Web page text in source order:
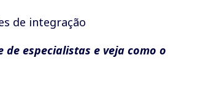
de integração
de especialistas e veja como o